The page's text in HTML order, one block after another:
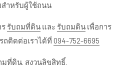
ำหรับผู้ใช้ถนน
รับถมที่ดิน และ รับถมดิน เพื่อการ
ถติดต่อเราได้ที่ 094-752-6695
มที่ดิน. สงวนลิขสิทธิ์.